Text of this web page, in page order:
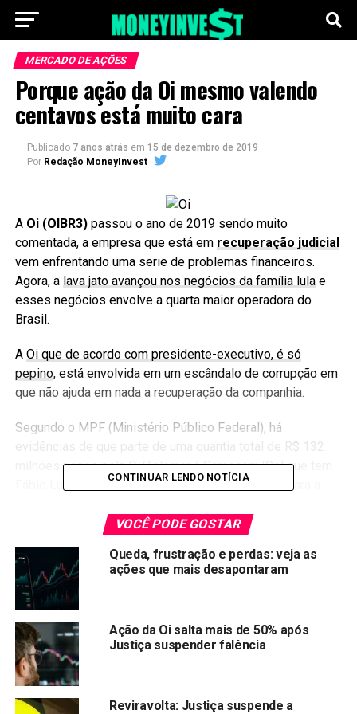
MERCADO DE AÇÕES
Porque ação da Oi mesmo valendo
centavos está muito cara
Publicado 7 anos atrás em 15 de dezembro de 2019
Por Redação MoneyInvest
A Oi (OIBR3) passou o ano de 2019 sendo muito
comentada, a empresa que está em recuperação judicial
vem enfrentando uma serie de problemas financeiros.
Agora, a lava jato avançou nos negócios da família lulae
esses negócios envolve a quarta maior operadora do
Brasil.
A Oi que de acordo com presidente-executivo, é só
pepino, está envolvida em um escândalo de corrupção em
que não ajuda em nada a recuperação da companhia.
Segundo o MPF (Ministério Público Federal), há
evidências de que parte de uma quantia total de R$ 132
milhões pagos pela Oi/Telemar à Gamecorp/Gol que tem
Fábio Luis Lula da Silva como sócio foi utilizada para a
Lula.
Motivos que ação da Oi não está
tão barato assim:
1
° Uma empresa terá pouco valor se ela não for
lucrativa, afinal, qual vai ser o interesse de
CONTINUAR LENDO NOTÍCIA
VOCÊ PODE GOSTAR
Queda, frustração e perdas: veja as
ações que mais desapontaram
Ação da Oi salta mais de 50% após
Justiça suspender falência
Reviravolta: Justiça suspende a